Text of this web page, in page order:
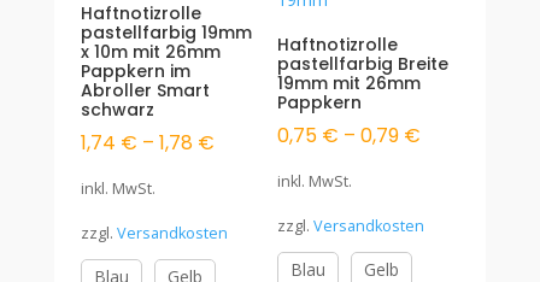
Haftnotizrolle
pastellfarbig 19mm
x 10m mit 26mm
Pappkern im
Abroller Smart
schwarz
1,74 € – 1,78 €
inkl. MwSt.
zzgl. Versandkosten
Blau Gelb
Haftnotizrolle
pastellfarbig Breite
19mm mit 26mm
Pappkern
0,75 € –0,79 €
inkl. MwSt.
zzgl.Versandkosten
Blau Gelb